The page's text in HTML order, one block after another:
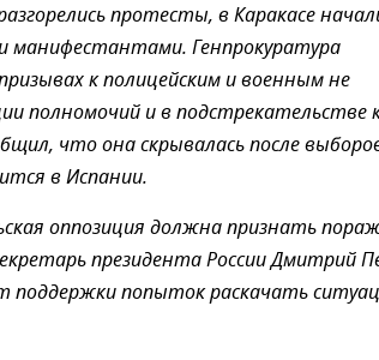
протесты, в Каракасе
манифестантами. Генпрокуратура
к полицейским и военным не
полномочий и в подстрекательстве
что она скрывалась после
в Испании.
оппозиция должна признать
президента России Дмитрий
поддержки попыток раскачать